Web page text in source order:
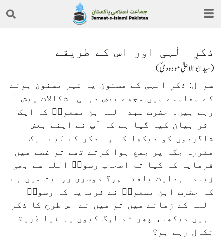
ذکرِ الٰہی اور اس کے طریقے
( سید ابو الاعلیٰ مودودیؒ )
سوال: ذکرِ الٰہی کے مسنون یا غیر مسنون ہونے
کے معاملے میں مجھے بعض ذہنی اشکالات پیش آ
رہے ہیں۔ حضرت عبد اللہ بن مسعودؓ کا ایک
اثر بیان کیا گیا ہے کہ آپ نے اپنے بعض
شاگردوں کو دیکھا کہ وہ ذکر کے لیے ایک
مقررہ جگہ پر جمع ہوا کرتے تھے تو غصے میں
فرمایا کہ کیا تم اصحاب رسولؐ اللہ سے بھی
زیادہ ہدایت یافتہ ہو؟ دوسری روایت میں ہے
کہ حضرت ابن مسعودؓ نے فرمایا کہ رسولؐ
اللہ کے زمانے میں تو میں نے اس طرح کا ذکر
نہیں دیکھا، پھر تم لوگ کیوں یہ نیا طریقہ
نکال رہے ہو؟